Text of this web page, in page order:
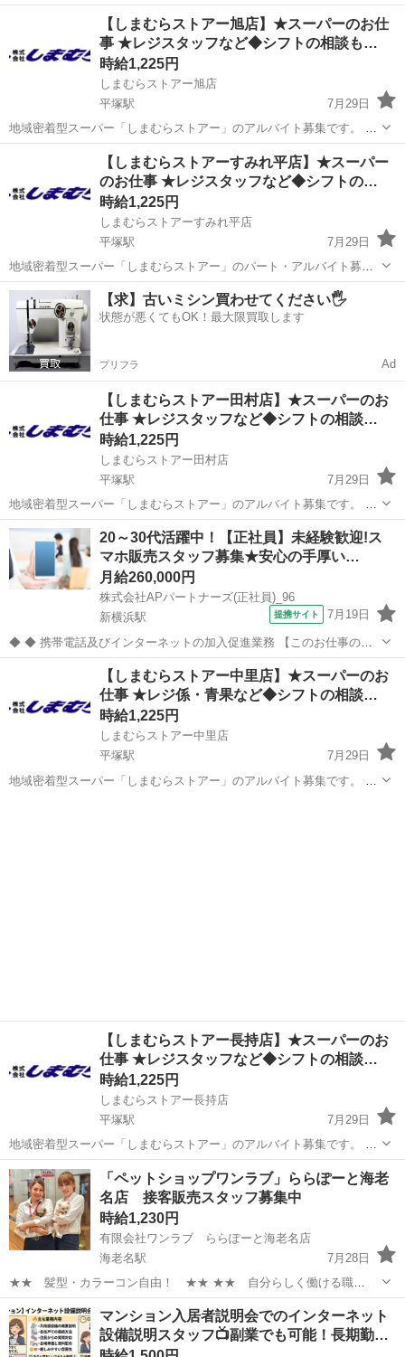
アルバイト 時給1,225円～（平日・日曜一律） ■パート 時給
1,228円～（日曜1,278円） ※パートは全て入社3か月まで時給1,2...
小田原市 国府津駅 スーパー しまむら
【しまむらストアー旭店】★スーパーのお仕
事 ★レジスタッフなど◆シフトの相談も…
時給1,225円
しまむらストアー旭店
平塚駅
7月29日
地域密着型スーパー「しまむらストアー」のアルバイト募集です。 ■
アルバイト 時給1,225円～（平日・日曜一律） ■パート 時給
1,228円～（日曜1,278円） ※パートは全て入社3か月まで時給1,2...
平塚駅 スーパー しまむら
【しまむらストアーすみれ平店】★スーパー
のお仕事 ★レジスタッフなど◆シフトの…
時給1,225円
しまむらストアーすみれ平店
平塚駅
7月29日
地域密着型スーパー「しまむらストアー」のパート・アルバイト募集
です。 ■アルバイト 時給1,225円～（平日・日曜一律） ■パー
ト 時給1,228円～（日曜1,278円） （フロアのみ 時給1,225円～
（日曜...
神奈川 平塚市 平塚駅 スーパー しまむら
【求】古いミシン買わせてください🖐️
状態が悪くてもOK！最大限買取します
プリフラ Ad
【しまむらストアー田村店】★スーパーのお
仕事 ★レジスタッフなど◆シフトの相談…
時給1,225円
しまむらストアー田村店
平塚駅
7月29日
地域密着型スーパー「しまむらストアー」のアルバイト募集です。 ■
アルバイト 時給1,225円～（平日・日曜一律） ■パート 時給
1,228円～（日曜1,278円） ※パートは全て入社3か月まで時給1,2...
神奈川 平塚市 平塚駅 スーパー スタッフ
20～30代活躍中！【正社員】未経験歓迎!ス
マホ販売スタッフ募集★安心の手厚い…
月給260,000円
株式会社APパートナーズ(正社員)_96
新横浜駅
提携サイト 7月19日
◆ ◆ 携帯電話及びインターネットの加入促進業務 【このお仕事のお
すすめポイント】 ・ゼロからでも始められる充実の研修制度！ ・分か
らないことは先輩スタッフにすぐ聞ける！手厚いサポート体制あり！
・働きやすい環境で長く...
新横浜駅 携帯ショップ
【しまむらストアー中里店】★スーパーのお
仕事 ★レジ係・青果など◆シフトの相談…
時給1,225円
しまむらストアー中里店
平塚駅
7月29日
地域密着型スーパー「しまむらストアー」のアルバイト募集です。 ■
【しまむらストアー長持店】★スーパーのお
仕事 ★レジスタッフなど◆シフトの相談…
時給1,225円
しまむらストアー長持店
平塚駅
7月29日
地域密着型スーパー「しまむらストアー」のアルバイト募集です。 ■
アルバイト 時給1,225円～（平日・日曜一律） ■パート 時給
1,228円～（日曜1,278円） ※パートは全て入社3か月まで時給1,2...
神奈川 平塚市 平塚駅 スーパー スタッフ
「ペットショップワンラブ」ららぽーと海老
名店 接客販売スタッフ募集中
時給1,230円
有限会社ワンラブ ららぽーと海老名店
海老名駅
7月28日
★★ 髪型・カラーコン自由！ ★★ ★★ 自分らしく働ける職
場！ ★★ 安定した会社で、 可愛い動物たちと触れ合いながら ワー
クライフバランスを取りやすい仕事しませんか？ ★WワークOK！【同
業他社不可】 ...
神奈川 海老名市 海老名駅 その他 スタッフ
マンション入居者説明会でのインターネット
設備説明スタッフ📺副業でも可能！長期勤…